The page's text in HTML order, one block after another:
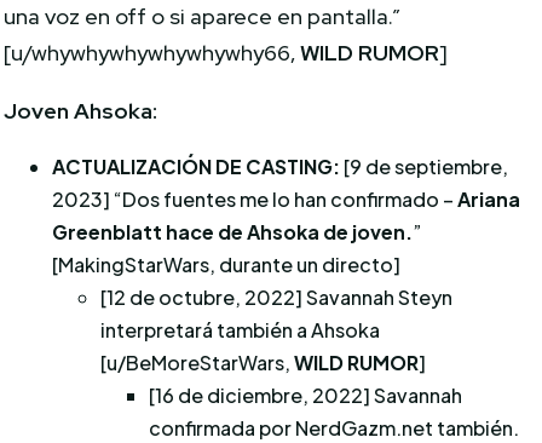
una voz en off o si aparece en pantalla.”
[u/whywhywhywhywhywhy66,WILD RUMOR]
Joven Ahsoka:
ACTUALIZACIÓN DE CASTING: [9 de septiembre,
2023] “Dos fuentes me lo han confirmado –Ariana
Greenblatt hace de Ahsoka de joven.”
[MakingStarWars, durante un directo]
[12 de octubre, 2022] Savannah Steyn
interpretará también a Ahsoka
[u/BeMoreStarWars,WILD RUMOR]
[16 de diciembre, 2022] Savannah
confirmada por NerdGazm.net también.